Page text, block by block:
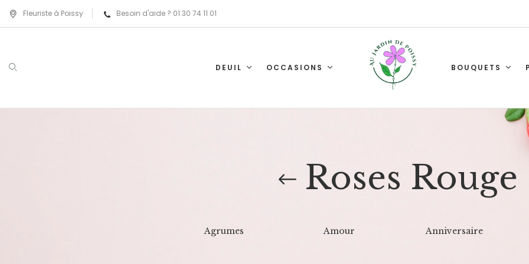
Fleuriste à Poissy Besoin d'aide ? 01 30 74 11 01
DEUIL OCCASIONS BOUQUETS
Roses Rouge
Agrumes Amour Anniversaire